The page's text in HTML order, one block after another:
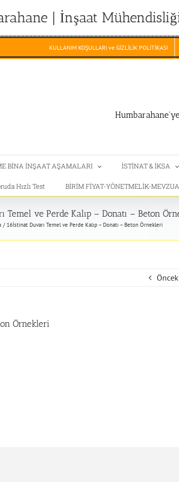
| İnşaat
KULLANIM KOŞULLARI ve GİZLİLİK POLİTİKASI
BİNA İNŞAAT AŞAMALARI İSTİNAT & İKSA
Hızlı Test BİRİM FİYAT-YÖNETMELİK-
Temel ve Perde Kalıp – Donatı – Beton
16İstinat Duvarı Temel ve Perde Kalıp – Donatı – Beton Örnekleri
Örnekleri